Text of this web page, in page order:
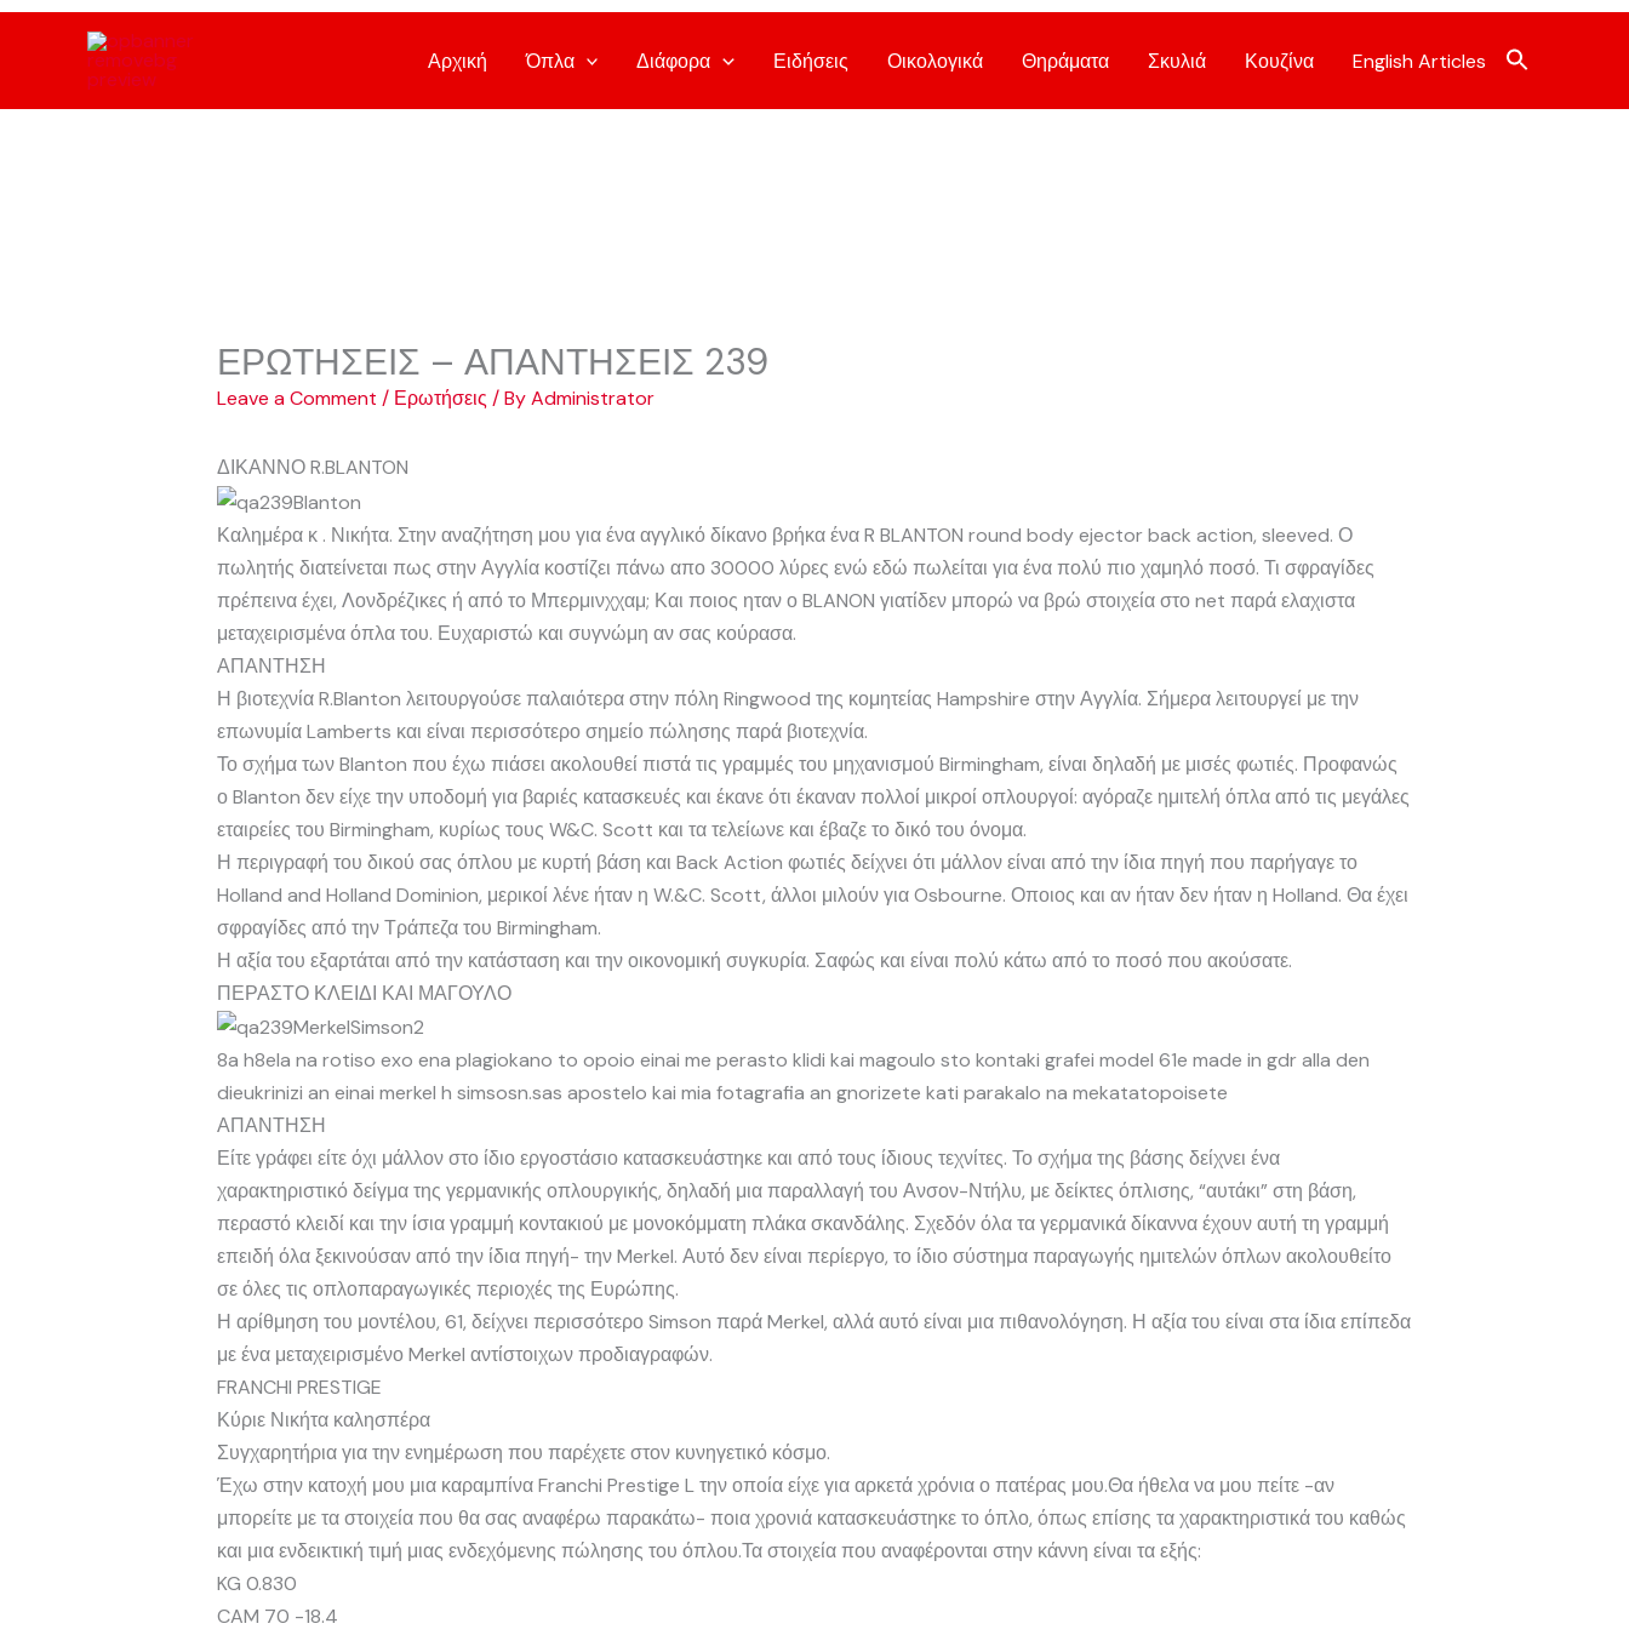
Αρχική Όπλα Διάφορα Ειδήσεις Οικολογικά Θηράματα Σκυλιά Κουζίνα English Articles
ΕΡΩΤΗΣΕΙΣ – ΑΠΑΝΤΗΣΕΙΣ 239
Leave a Comment / Ερωτήσεις / ByAdministrator
ΔΙΚΑΝΝΟ R.BLANTON
Καλημέρα κ . Νικήτα. Στην αναζήτηση μου για ένα αγγλικό δίκανο βρήκα ένα R BLANTON round body ejector back action, sleeved. Ο
πωλητής διατείνεται πως στην Αγγλία κοστίζει πάνω απο 30000 λύρες ενώ εδώ πωλείται για ένα πολύ πιο χαμηλό ποσό. Τι σφραγίδες
πρέπεινα έχει, Λονδρέζικες ή από το Μπερμινχχαμ; Και ποιος ηταν ο BLANON γιατίδεν μπορώ να βρώ στοιχεία στο net παρά ελαχιστα
μεταχειρισμένα όπλα του. Ευχαριστώ και συγνώμη αν σας κούρασα.
ΑΠΑΝΤΗΣΗ
Η βιοτεχνία R.Blanton λειτουργούσε παλαιότερα στην πόλη Ringwood της κομητείας Hampshire στην Αγγλία. Σήμερα λειτουργεί με την
επωνυμία Lamberts και είναι περισσότερο σημείο πώλησης παρά βιοτεχνία.
Το σχήμα των Blanton που έχω πιάσει ακολουθεί πιστά τις γραμμές του μηχανισμού Birmingham, είναι δηλαδή με μισές φωτιές. Προφανώς
ο Blanton δεν είχε την υποδομή για βαριές κατασκευές και έκανε ότι έκαναν πολλοί μικροί οπλουργοί: αγόραζε ημιτελή όπλα από τις μεγάλες
εταιρείες του Birmingham, κυρίως τους W&C. Scott και τα τελείωνε και έβαζε το δικό του όνομα.
Η περιγραφή του δικού σας όπλου με κυρτή βάση και Back Action φωτιές δείχνει ότι μάλλον είναι από την ίδια πηγή που παρήγαγε το
Holland and Holland Dominion, μερικοί λένε ήταν η W.&C. Scott, άλλοι μιλούν για Osbourne. Οποιος και αν ήταν δεν ήταν η Holland. Θα έχει
σφραγίδες από την Τράπεζα του Birmingham.
Η αξία του εξαρτάται από την κατάσταση και την οικονομική συγκυρία. Σαφώς και είναι πολύ κάτω από το ποσό που ακούσατε.
ΠΕΡΑΣΤΟ ΚΛΕΙΔΙ ΚΑΙ ΜΑΓΟΥΛΟ
8a h8ela na rotiso exo ena plagiokano to opoio einai me perasto klidi kai magoulo sto kontaki grafei model 61e made in gdr alla den
dieukrinizi an einai merkel h simsosn.sas apostelo kai mia fotagrafia an gnorizete kati parakalo na mekatatopoisete
ΑΠΑΝΤΗΣΗ
Είτε γράφει είτε όχι μάλλον στο ίδιο εργοστάσιο κατασκευάστηκε και από τους ίδιους τεχνίτες. Το σχήμα της βάσης δείχνει ένα
χαρακτηριστικό δείγμα της γερμανικής οπλουργικής, δηλαδή μια παραλλαγή του Ανσον-Ντήλυ, με δείκτες όπλισης, “αυτάκι” στη βάση,
περαστό κλειδί και την ίσια γραμμή κοντακιού με μονοκόμματη πλάκα σκανδάλης. Σχεδόν όλα τα γερμανικά δίκαννα έχουν αυτή τη γραμμή
επειδή όλα ξεκινούσαν από την ίδια πηγή- την Merkel. Αυτό δεν είναι περίεργο, το ίδιο σύστημα παραγωγής ημιτελών όπλων ακολουθείτο
σε όλες τις οπλοπαραγωγικές περιοχές της Ευρώπης.
Η αρίθμηση του μοντέλου, 61, δείχνει περισσότερο Simson παρά Merkel, αλλά αυτό είναι μια πιθανολόγηση. Η αξία του είναι στα ίδια επίπεδα
με ένα μεταχειρισμένο Merkel αντίστοιχων προδιαγραφών.
FRANCHI PRESTIGE
Κύριε Νικήτα καλησπέρα
Συγχαρητήρια για την ενημέρωση που παρέχετε στον κυνηγετικό κόσμο.
Έχω στην κατοχή μου μια καραμπίνα Franchi Prestige L την οποία είχε για αρκετά χρόνια ο πατέρας μου.Θα ήθελα να μου πείτε -αν
μπορείτε με τα στοιχεία που θα σας αναφέρω παρακάτω- ποια χρονιά κατασκευάστηκε το όπλο, όπως επίσης τα χαρακτηριστικά του καθώς
και μια ενδεικτική τιμή μιας ενδεχόμενης πώλησης του όπλου.Τα στοιχεία που αναφέρονται στην κάννη είναι τα εξής:
KG 0.830
CAM 70 -18.4